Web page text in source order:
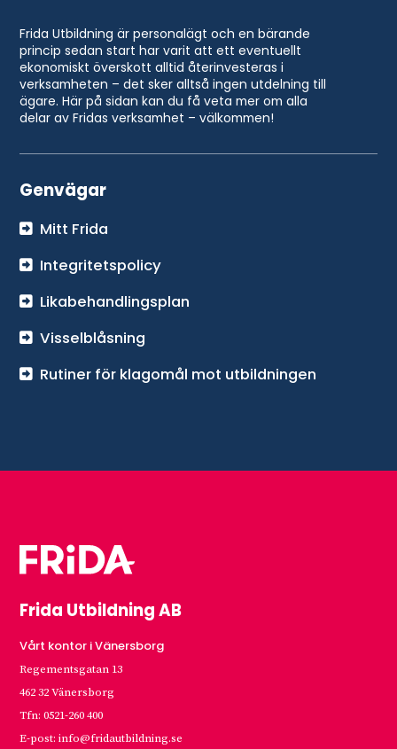
Frida Utbildning AB
Vårt kontor i Vänersborg
Regementsgatan 13
462 32 Vänersborg
Tfn: 0521-260 400
E-post: info@fridautbildning.se
Frida Utbildning är personalägt och en bärande
princip sedan start har varit att ett eventuellt
ekonomiskt överskott alltid återinvesteras i
verksamheten – det sker alltså ingen utdelning till
ägare. Här på sidan kan du få veta mer om alla
delar av Fridas verksamhet – välkommen!
Genvägar
Mitt Frida
Integritetspolicy
Likabehandlingsplan
Visselblåsning
Rutiner för klagomål mot utbildningen